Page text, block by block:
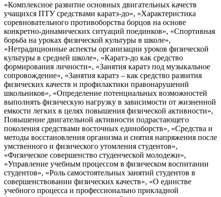
«Комплексное развитие основных двигательных качеств
учащихся ПТУ средствами каратэ-до», «Характеристика
соревновательного противоборства борцов на основе
конкретно-динамических ситуаций поединков», «Спортивная
борьба на уроках физической культуры в школе»,
«Нетрадиционные аспекты организации уроков физической
культуры в средней школе», «Каратэ-до как средство
формирования личности», «Занятия каратэ под музыкальное
сопровождение», «Занятия каратэ – как средство развития
физических качеств и профилактики правонарушений
школьников», «Определение потенциальных возможностей
выполнять физическую нагрузку в зависимости от жизненной
емкости легких в целях повышения физической активности»,
Повышение двигательной активности подрастающего
поколения средствами восточных единоборств», «Средства и
методы восстановления организма и снятия напряжения после
умственного и физического утомления студентов»,
«Физическое совершенство студенческой молодежи»,
«Управление учебным процессом в физическом воспитании
студентов», «Роль самостоятельных занятий студентов в
совершенствовании физических качеств», «О единстве
учебного процесса и профессионально прикладной